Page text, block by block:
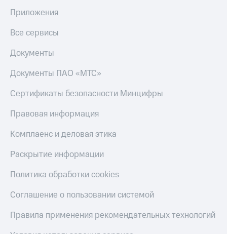
Приложения
Все сервисы
Документы
Документы ПАО «МТС»
Сертификаты безопасности Минцифры
Правовая информация
Комплаенс и деловая этика
Раскрытие информации
Политика обработки cookies
Соглашение о пользовании системой
Правила применения рекомендательных технологий